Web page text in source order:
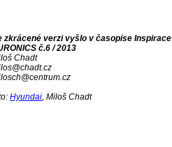
zkrácené verzi vyšlo v časopise Inspirace
č.6 / 2013
Chadt
Hyundai, Miloš Chadt